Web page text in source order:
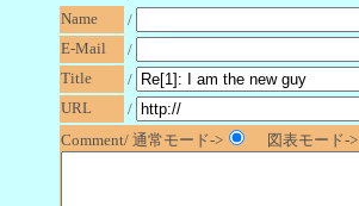
Name
/
E-Mail
/
Title
/
URL
/
Comment/ 通常モード->
図表モード->